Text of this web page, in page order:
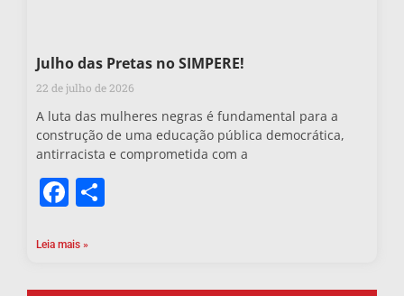
Julho das Pretas no SIMPERE!
22 de julho de 2026
A luta das mulheres negras é fundamental para a
construção de uma educação pública democrática,
antirracista e comprometida com a
Facebook
Leia mais »